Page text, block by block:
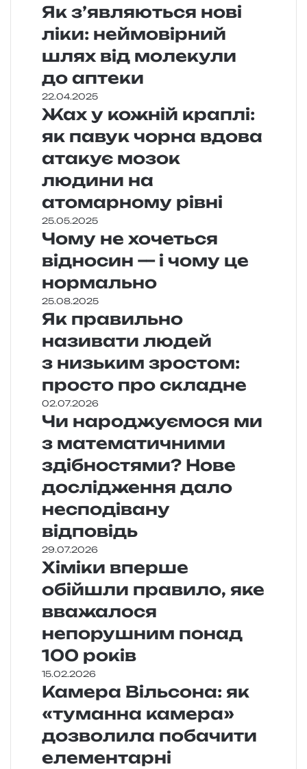
Як з’являються нові
ліки: неймовірний
шлях від молекули
до аптеки
22.04.2025
Жах у кожній краплі:
як павук чорна вдова
атакує мозок
людини на
атомарному рівні
25.05.2025
Чому не хочеться
відносин — і чому це
нормально
25.08.2025
Як правильно
називати людей
з низьким зростом:
просто про складне
02.07.2026
Чи народжуємося ми
з математичними
здібностями? Нове
дослідження дало
несподівану
відповідь
29.07.2026
Хіміки вперше
обійшли правило, яке
вважалося
непорушним понад
100 років
15.02.2026
Камера Вільсона: як
«туманна камера»
дозволила побачити
елементарні